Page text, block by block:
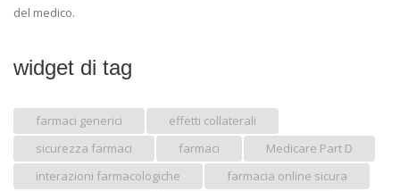
del medico.
widget di tag
farmaci generici
effetti collaterali
sicurezza farmaci
farmaci
Medicare Part D
interazioni farmacologiche
farmacia online sicura